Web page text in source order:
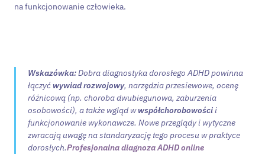
na funkcjonowanie człowieka.
Wskazówka:Dobra diagnostyka dorosłego ADHD powinna
łączyć wywiad rozwojowy, narzędzia przesiewowe, ocenę
różnicową (np. choroba dwubiegunowa, zaburzenia
osobowości), a także wgląd wwspółchorobowościi
funkcjonowanie wykonawcze. Nowe przeglądy i wytyczne
zwracają uwagę na standaryzację tego procesu w praktyce
dorosłych.Profesjonalna diagnoza ADHD online